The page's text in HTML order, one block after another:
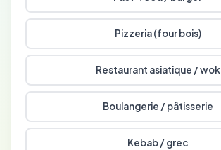
Pizzeria (four bois)
Restaurant asiatique / wok
Boulangerie / pâtisserie
Kebab / grec